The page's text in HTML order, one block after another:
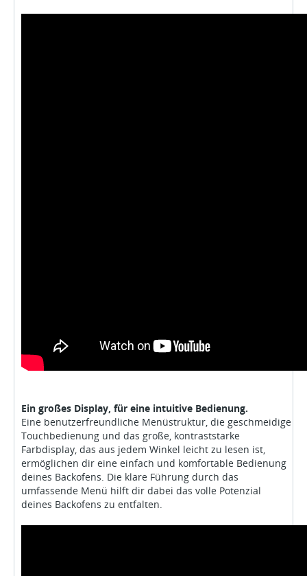
Ein großes Display, für eine intuitive Bedienung.
Eine benutzerfreundliche Menüstruktur, die geschmeidige
Touchbedienung und das große, kontraststarke
Farbdisplay, das aus jedem Winkel leicht zu lesen ist,
ermöglichen dir eine einfach und komfortable Bedienung
deines Backofens. Die klare Führung durch das
umfassende Menü hilft dir dabei das volle Potenzial
deines Backofens zu entfalten.